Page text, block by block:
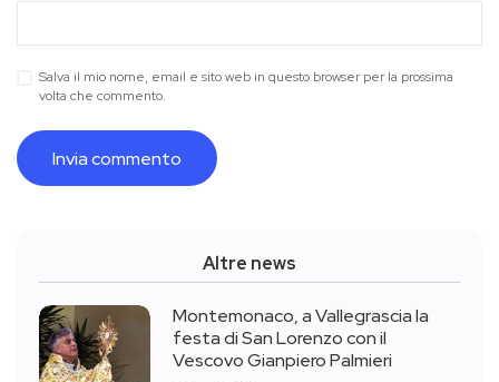
Salva il mio nome, email e sito web in questo browser per la prossima
volta che commento.
Altre news
Montemonaco, a Vallegrascia la
festa di San Lorenzo con il
Vescovo Gianpiero Palmieri